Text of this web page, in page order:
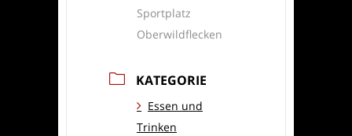
Sportplatz
Oberwildflecken
KATEGORIE
Essen und
Trinken